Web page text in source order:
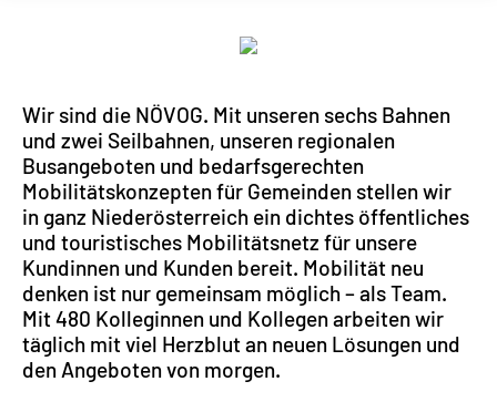
Wir sind die NÖVOG. Mit unseren sechs Bahnen
und zwei Seilbahnen, unseren regionalen
Busangeboten und bedarfsgerechten
Mobilitätskonzepten für Gemeinden stellen wir
in ganz Niederösterreich ein dichtes öffentliches
und touristisches Mobilitätsnetz für unsere
Kundinnen und Kunden bereit. Mobilität neu
denken ist nur gemeinsam möglich – als Team.
Mit 480 Kolleginnen und Kollegen arbeiten wir
täglich mit viel Herzblut an neuen Lösungen und
den Angeboten von morgen.